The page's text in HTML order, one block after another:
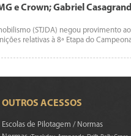
e Crown; Gabriel
(STJDA) negou provimento
relativas à 8ª Etapa do
OUTROS ACESSOS
Escolas de Pilotagem / Normas